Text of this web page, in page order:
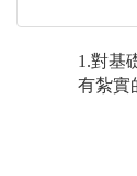
訓練及培養
實驗研究技能
1.對基
有紮實